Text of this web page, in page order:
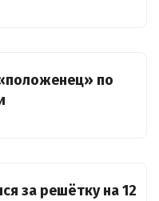
по
за решётку на 12